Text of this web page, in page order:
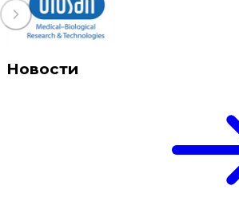
Новости